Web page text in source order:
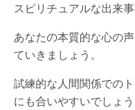
スピリチュアルな出来事
あなたの本質的な心の
ていきましょう。
試練的な人間関係での
にも合いやすいでしょう